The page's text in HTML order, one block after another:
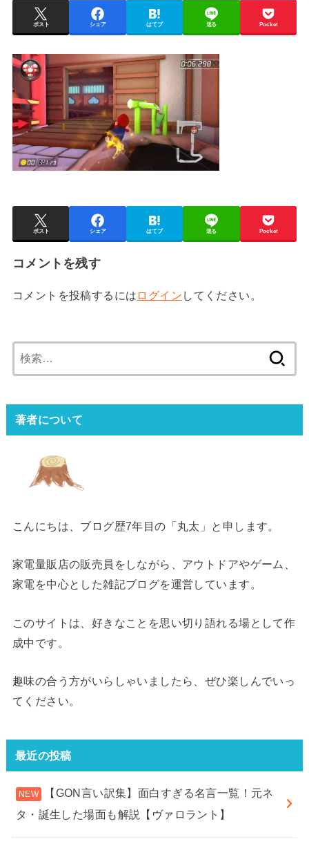
ポスト シェア はてブ 送る Pocket
ポスト シェア はてブ 送る Pocket
コメントを残す
コメントを投稿するには ログイン してください。
索:
著者について
こんにちは、ブログ歴7年目の「丸太」と申します。
家電量販店の販売員をしながら、アウトドアやゲーム、
家電を中心とした雑記ブログを運営しています。
このサイトは、好きなことを思い切り語れる場として作
成中です。
趣味の合う方がいらしゃいましたら、ぜひ楽しんでいっ
てください。
最近の投稿
【GON言い訳集】面白すぎる名言一覧！元ネ
タ・誕生した場面も解説【ヴァロラント】